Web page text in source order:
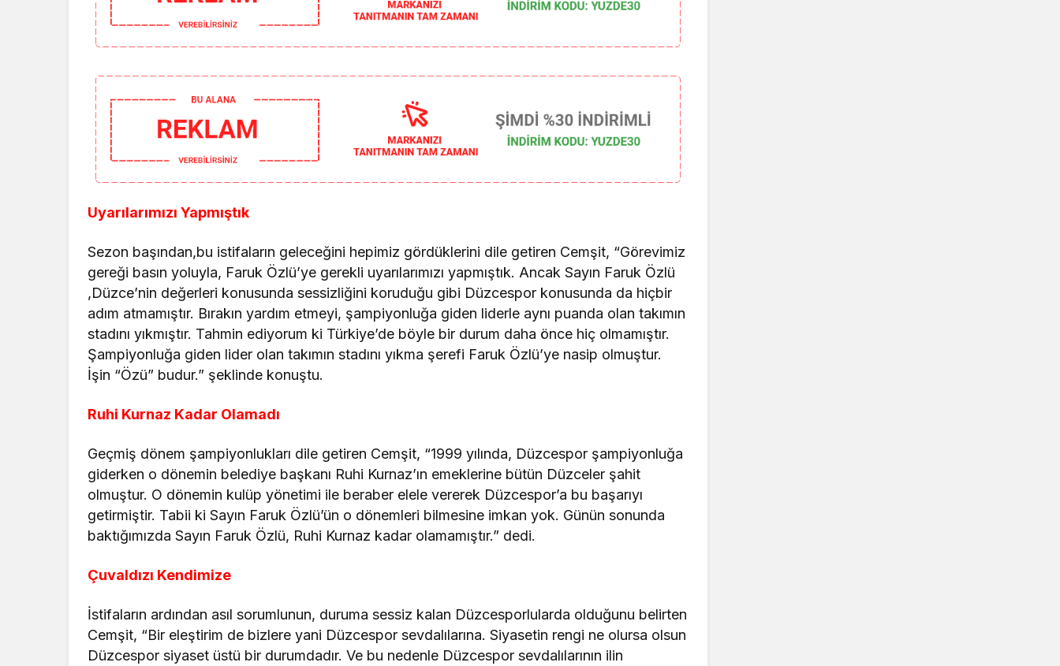
Uyarılarımızı Yapmıştık
Sezon başından,bu istifaların geleceğini hepimiz gördüklerini dile getiren Cemşit, “Görevimiz
gereği basın yoluyla, Faruk Özlü’ye gerekli uyarılarımızı yapmıştık. Ancak Sayın Faruk Özlü
,Düzce’nin değerleri konusunda sessizliğini koruduğu gibi Düzcespor konusunda da hiçbir
adım atmamıştır. Bırakın yardım etmeyi, şampiyonluğa giden liderle aynı puanda olan takımın
stadını yıkmıştır. Tahmin ediyorum ki Türkiye’de böyle bir durum daha önce hiç olmamıştır.
Şampiyonluğa giden lider olan takımın stadını yıkma şerefi Faruk Özlü’ye nasip olmuştur.
İşin “Özü” budur.” şeklinde konuştu.
Ruhi Kurnaz Kadar Olamadı
Geçmiş dönem şampiyonlukları dile getiren Cemşit, “1999 yılında, Düzcespor şampiyonluğa
giderken o dönemin belediye başkanı Ruhi Kurnaz’ın emeklerine bütün Düzceler şahit
olmuştur. O dönemin kulüp yönetimi ile beraber elele vererek Düzcespor’a bu başarıyı
getirmiştir. Tabii ki Sayın Faruk Özlü’ün o dönemleri bilmesine imkan yok. Günün sonunda
baktığımızda Sayın Faruk Özlü, Ruhi Kurnaz kadar olamamıştır.” dedi.
Çuvaldızı Kendimize
İstifaların ardından asıl sorumlunun, duruma sessiz kalan Düzcesporlularda olduğunu belirten
Cemşit, “Bir eleştirim de bizlere yani Düzcespor sevdalılarına. Siyasetin rengi ne olursa olsun
Düzcespor siyaset üstü bir durumdadır. Ve bu nedenle Düzcespor sevdalılarının ilin